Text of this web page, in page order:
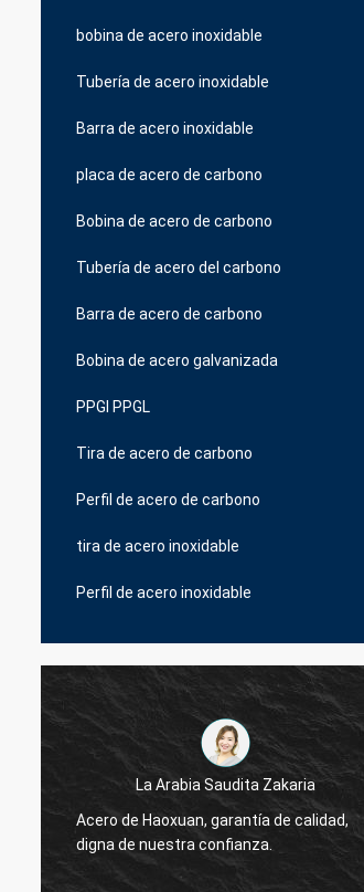
bobina de acero inoxidable
Tubería de acero inoxidable
Barra de acero inoxidable
placa de acero de carbono
Bobina de acero de carbono
Tubería de acero del carbono
Barra de acero de carbono
Bobina de acero galvanizada
PPGI PPGL
Tira de acero de carbono
Perfil de acero de carbono
tira de acero inoxidable
Perfil de acero inoxidable
La Arabia Saudita Zakaria
Acero de Haoxuan, garantía de calidad,
digna de nuestra confianza.